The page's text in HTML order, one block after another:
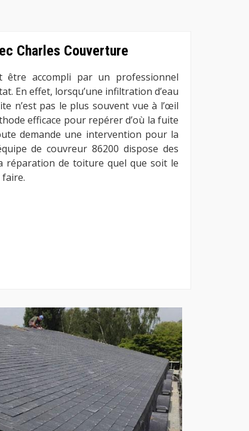
Charles Couverture
accompli par un professionnel
En effet, lorsqu’une infiltration d’eau
n’est pas le plus souvent vue à l’œil
efficace pour repérer d’où la fuite
demande une intervention pour la
de couvreur 86200 dispose des
réparation de toiture quel que soit le